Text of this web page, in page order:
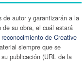
de autor y garantizarán a la
su obra, el cuál estará
de Creative
siempre que se
publicación (URL de la